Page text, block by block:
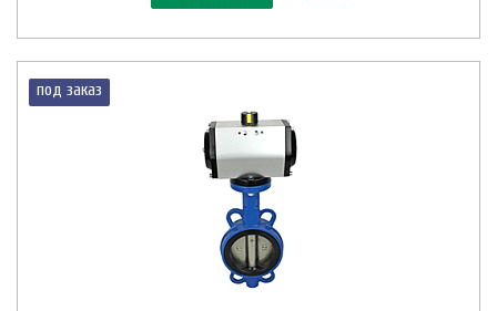
под заказ